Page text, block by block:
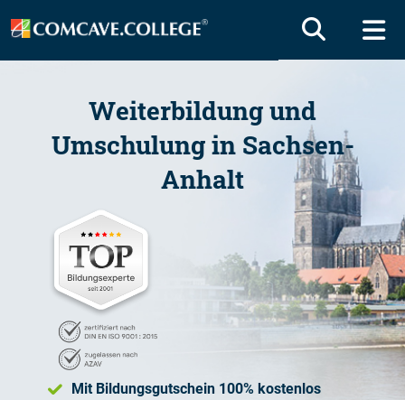
Weiterbildung und
Umschulung in Sachsen-
Anhalt
Mit Bildungsgutschein 100% kostenlos